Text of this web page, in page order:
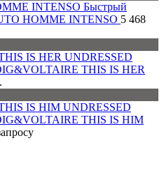
Быстрый
HOMME INTENSO 5 468
THIS IS HER
THIS IS HIM